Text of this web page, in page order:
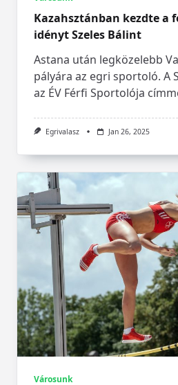
Kazahsztánban kezdte a
idényt Szeles Bálint
Astana után legközelebb
pályára az egri sportoló. A
az ÉV Férfi Sportolója
Egrivalasz Jan 26, 2025
Városunk